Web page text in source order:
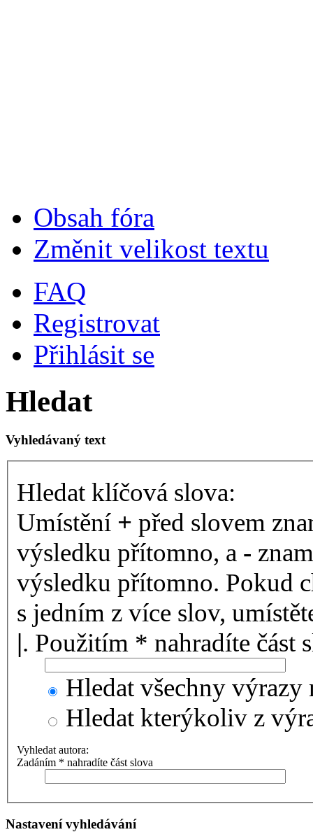
Obsah fóra
Změnit velikost textu
FAQ
Registrovat
Přihlásit se
Hledat
Vyhledávaný text
Hledat klíčová slova:
Umístění + před slovem
výsledku přítomno, a -
výsledku přítomno. Pokud
s jedním z více slov,
|. Použitím * nahradíte část
Hledat všechny výrazy
Hledat kterýkoliv z
Vyhledat autora:
Zadáním * nahradíte část slova
Nastavení vyhledávání